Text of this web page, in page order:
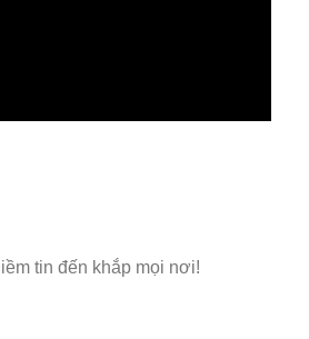
tin đến khắp mọi nơi!